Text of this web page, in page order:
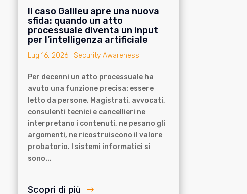
Il caso Galileu apre una nuova
sfida: quando un atto
processuale diventa un input
per l’intelligenza artificiale
Lug 16, 2026| Security Awareness
Per decenni un atto processuale ha
avuto una funzione precisa: essere
letto da persone. Magistrati, avvocati,
consulenti tecnici e cancellieri ne
interpretano i contenuti, ne pesano gli
argomenti, ne ricostruiscono il valore
probatorio. I sistemi informatici si
sono...
Scopri di più